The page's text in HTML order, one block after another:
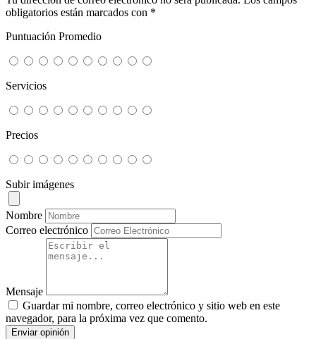
obligatorios están marcados con *
Puntuación Promedio
Servicios
Precios
Subir imágenes
Nombre
Correo electrónico
Mensaje
Guardar mi nombre, correo electrónico y sitio web en este
navegador, para la próxima vez que comento.
Enviar opinión